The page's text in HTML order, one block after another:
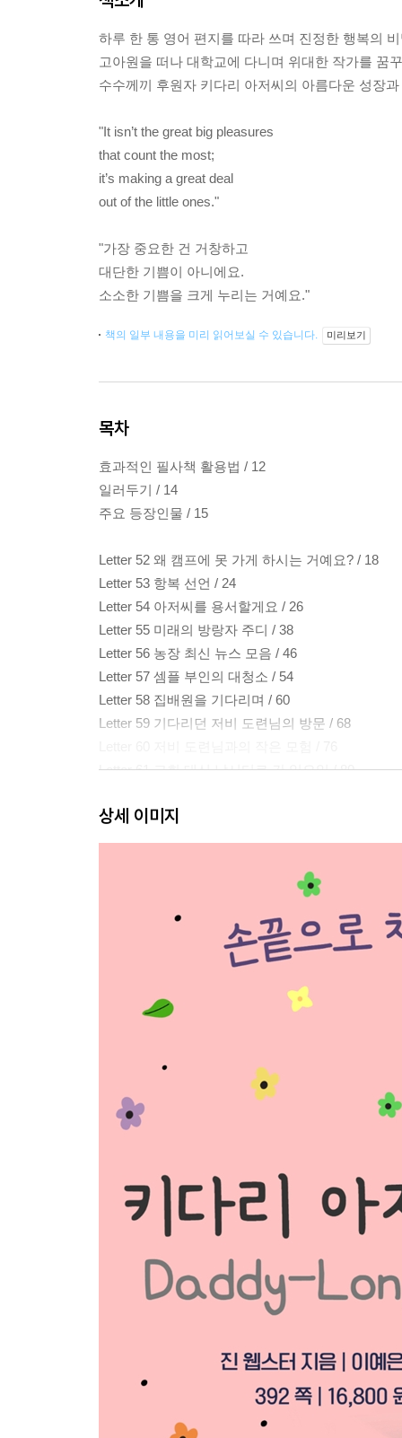
하루 한 통 영어 편지를 따라 쓰며 진정한 행복의
고아원을 떠나 대학교에 다니며 위대한 작가를 꿈
수수께끼 후원자 키다리 아저씨의 아름다운 성장
"It isn’t the great big pleasures
that count the most;
it’s making a great deal
out of the little ones."
"가장 중요한 건 거창하고
대단한 기쁨이 아니에요.
소소한 기쁨을 크게 누리는 거예요."
책의 일부 내용을 미리 읽어보실 수 있습니다. 미리보기
목차
효과적인 필사책 활용법 / 12
일러두기 / 14
주요 등장인물 / 15
Letter 52 왜 캠프에 못 가게 하시는 거예요? / 18
Letter 53 항복 선언 / 24
Letter 54 아저씨를 용서할게요 / 26
Letter 55 미래의 방랑자 주디 / 38
Letter 56 농장 최신 뉴스 모음 / 46
Letter 57 셈플 부인의 대청소 / 54
Letter 58 집배원을 기다리며 / 60
Letter 59 기다리던 저비 도련님의 방문 / 68
Letter 61 교회 대신 낚시터로 간 일요일 / 80
Letter 63 폭풍우 치는 밤의 편지 / 96
Letter 64 기쁜 소식이 두 개나 있어요 / 102
Letter 68 무도회에 간 세 친구 / 130
Letter 69 혹시 산타클로스세요? / 144
Letter 71 사회주의자 선언 / 162
Letter 74 스미스 씨에게 보내는 공손한 편지 / 168
Letter 75 프린스턴 대학에 다녀왔어요 / 174
Letter 76 일찍 일어나는 새가 일출을 본다 / 178
Letter 79 여름에는 과외를 할 거예요 / 194
Letter 80 유럽 여행을 거절하는 이유 / 202
Letter 81 저비 도련님도 못 말리는 고집 / 206
Letter 82 다시 농장과 캠프 사이에서 / 216
Letter 83 저도 좀 놀게요! / 224
Letter 84 주디의 이유 있는 옷타령 / 228
Letter 86 자유 의지를 믿으시나요? / 242
Letter 87 키다리 아저씨의 통 큰 크리스마스 선물 /
Letter 88 도와주고 싶은 가족이 생기다 / 256
Letter 89 편도선이 부은 주디 / 264
상세 이미지